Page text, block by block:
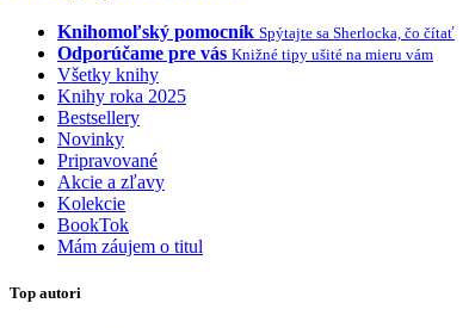
Knihomoľský pomocník Spýtajte sa Sherlocka, čo čítať
Odporúčame pre vás Knižné tipy ušité na mieru vám
Všetky knihy
Knihy roka 2025
Bestsellery
Novinky
Pripravované
Akcie a zľavy
Kolekcie
BookTok
Mám záujem o titul
Top autori